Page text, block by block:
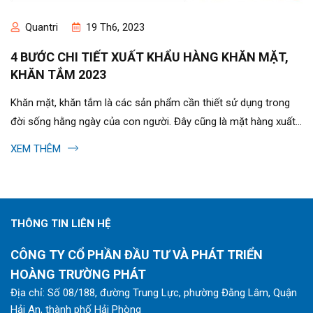
Quantri 19 Th6, 2023
4 BƯỚC CHI TIẾT XUẤT KHẨU HÀNG KHĂN MẶT,
KHĂN TẮM 2023
Khăn mặt, khăn tắm là các sản phẩm cần thiết sử dụng trong
đời sống hằng ngày của con người. Đây cũng là mặt hàng xuất
khẩu chủ lực của...
XEM THÊM
THÔNG TIN LIÊN HỆ
CÔNG TY CỔ PHẦN ĐẦU TƯ VÀ PHÁT TRIỂN
HOÀNG TRƯỜNG PHÁT
Địa chỉ: Số 08/188, đường Trung Lực, phường Đằng Lâm, Quận
Hải An, thành phố Hải Phòng